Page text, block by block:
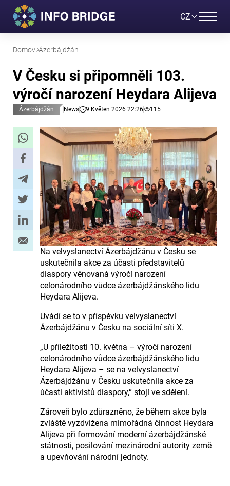
CZ
Domov Ázerbájdžán
V Česku si připomněli 103.
výročí narození Heydara Alijeva
Ázerbájdžán News 9 Květen 2026 22:26 115
Na velvyslanectví Ázerbájdžánu v Česku se
uskutečnila akce za účasti představitelů
diaspory věnovaná výročí narození
celonárodního vůdce ázerbájdžánského lidu
Heydara Alijeva.
Uvádí se to v příspěvku velvyslanectví
Ázerbájdžánu v Česku na sociální síti X.
„U příležitosti 10. května – výročí narození
celonárodního vůdce ázerbájdžánského lidu
Heydara Alijeva – se na velvyslanectví
Ázerbájdžánu v Česku uskutečnila akce za
účasti aktivistů diaspory,“ stojí ve sdělení.
Zároveň bylo zdůrazněno, že během akce byla
zvláště vyzdvižena mimořádná činnost Heydara
Alijeva při formování moderní ázerbájdžánské
státnosti, posilování mezinárodní autority země
a upevňování národní jednoty.